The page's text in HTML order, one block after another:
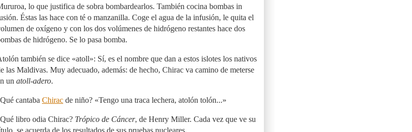
lo que justifica de sobra bombardearlos. También cocina bombas in
Éstas las hace con té o manzanilla. Coge el agua de la infusión, le quita el
de oxígeno y con los dos volúmenes de hidrógeno restantes hace dos
de hidrógeno. Se lo pasa bomba.
también se dice «atoll»: Sí, es el nombre que dan a estos islotes los nativos
las Maldivas. Muy adecuado, además: de hecho, Chirac va camino de meterse
un atoll-adero.
cantaba Chirac de niño? «Tengo una traca lechera, atolón tolón...»
libro odia Chirac? Trópico de Cáncer, de Henry Miller. Cada vez que ve su
se acuerda de los resultados de sus pruebas nucleares.